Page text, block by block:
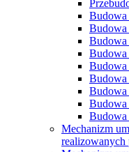
Budowa
Budowa
Budowa
Budowa
Budowa
Budowa
Budowa
Budowa
Mechanizm